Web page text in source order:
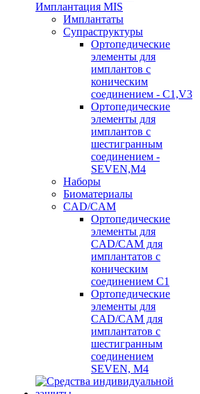
Имплантация MIS
Имплантаты
Супраструктуры
Ортопедические
элементы для
имплантов с
коническим
соединением - C1,V3
Ортопедические
элементы для
имплантов с
шестигранным
соединением -
SEVEN,M4
Наборы
Биоматериалы
CAD/CAM
Ортопедические
элементы для
CAD/CAM для
имплантатов с
коническим
соединением С1
Ортопедические
элементы для
CAD/CAM для
имплантатов с
шестигранным
соединением
SEVEN, М4